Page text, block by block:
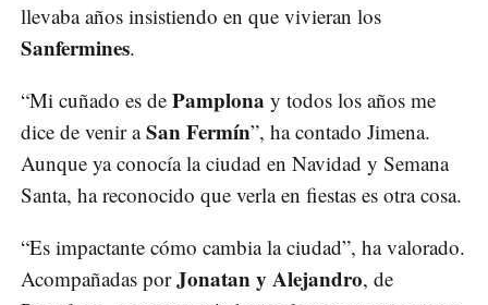
llevaba años insistiendo en que vivieran los
Sanfermines.
“Mi cuñado es de Pamplona y todos los años me
dice de venir aSan Fermín”, ha contado Jimena.
Aunque ya conocía la ciudad en Navidad y Semana
Santa, ha reconocido que verla en fiestas es otra cosa.
“Es impactante cómo cambia la ciudad”, ha valorado.
Acompañadas porJonatan y Alejandro, de